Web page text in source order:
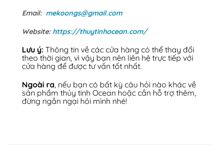
Email: mekoongs@gmail.com
Website: https://thuytinhocean.com/
Lưu ý: Thông tin về các cửa hàng có thể thay đổi
theo thời gian, vì vậy bạn nên liên hệ trực tiếp với
cửa hàng để được tư vấn tốt nhất.
Ngoài ra , nếu bạn có bất kỳ câu hỏi nào khác về
sản phẩm thủy tinh Ocean hoặc cần hỗ trợ thêm,
đừng ngần ngại hỏi mình nhé!